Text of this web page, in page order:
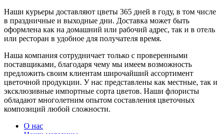
Наши курьеры доставляют цветы 365 дней в году, в том числе
в праздничные и выходные дни. Доставка может быть
оформлена как на домашний или рабочий адрес, так и в отель
или ресторан в удобное для получателя время.
Наша компания сотрудничает только с проверенными
поставщиками, благодаря чему мы имеем возможность
предложить своим клиентам широчайший ассортимент
цветочной продукции. У нас представлены как местные, так и
эксклюзивные импортные сорта цветов. Наши флористы
обладают многолетним опытом составления цветочных
композиций любой сложности.
О нас